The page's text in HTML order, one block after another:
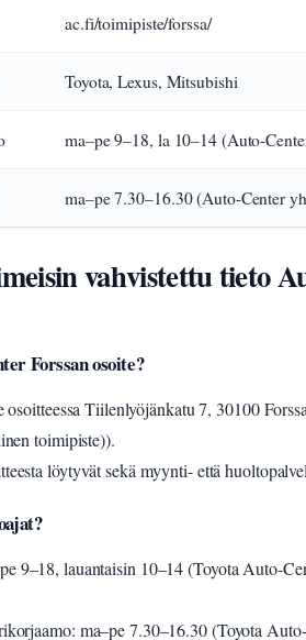
ac.fi/toimipiste/forssa/
Toyota, Lexus, Mitsubishi
ma–pe 9–18, la 10–14 (Auto-
ma–pe 7.30–16.30 (Auto-Center
vahvistettu tieto
Forssan osoite?
osoitteessa Tiilenlyöjänkatu 7, 30100
toimipiste)).
löytyvät sekä myynti- että
9–18, lauantaisin 10–14 (Toyota Auto-
ma–pe 7.30–16.30 (Toyota